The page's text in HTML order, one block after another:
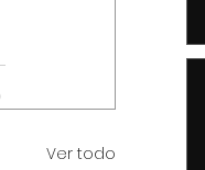
Ver todo